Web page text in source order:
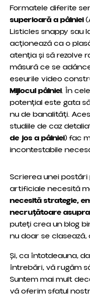
Formatele diferite
superioară a pâlniei
Listicles snappy sau
acționează ca o
atenția și să rezolve
măsură ce se
eseurile video
Mijlocul pâlniei. În
potențial este gata
nu de banalități.
studiile de caz
de jos a pâlniei) fac
incontestabile
Scrierea unei
artificiale necesită
necesită strategie,
necruțătoare
puteți crea un blog
nu doar se clasează,
Și, ca întotdeauna,
întrebări, vă rugăm
Suntem mai mult
vă oferim sfatul